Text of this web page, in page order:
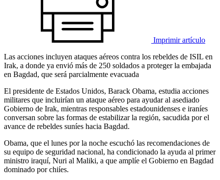
Imprimir artículo
Las acciones incluyen ataques aéreos contra los rebeldes de ISIL en
Irak, a donde ya envió más de 250 soldados a proteger la embajada
en Bagdad, que será parcialmente evacuada
El presidente de Estados Unidos, Barack Obama, estudia acciones
militares que incluirían un ataque aéreo para ayudar al asediado
Gobierno de Irak, mientras responsables estadounidenses e iraníes
conversan sobre las formas de estabilizar la región, sacudida por el
avance de rebeldes suníes hacia Bagdad.
Obama, que el lunes por la noche escuchó las recomendaciones de
su equipo de seguridad nacional, ha condicionado la ayuda al primer
ministro iraquí, Nuri al Maliki, a que amplíe el Gobierno en Bagdad
dominado por chiíes.